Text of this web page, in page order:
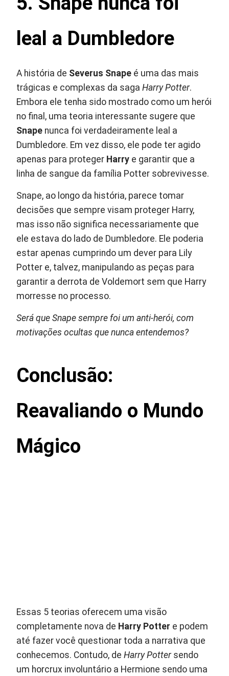
leal a Dumbledore
A história de Severus Snape é uma das mais
trágicas e complexas da sagaHarry Potter.
Embora ele tenha sido mostrado como um herói
no final, uma teoria interessante sugere que
Snape nunca foi verdadeiramente leal a
Dumbledore. Em vez disso, ele pode ter agido
apenas para proteger Harry e garantir que a
linha de sangue da família Potter sobrevivesse.
Snape, ao longo da história, parece tomar
decisões que sempre visam proteger Harry,
mas isso não significa necessariamente que
ele estava do lado de Dumbledore. Ele poderia
estar apenas cumprindo um dever para Lily
Potter e, talvez, manipulando as peças para
garantir a derrota de Voldemort sem que Harry
morresse no processo.
Será que Snape sempre foi um anti-herói, com
motivações ocultas que nunca entendemos?
Conclusão:
Reavaliando o Mundo
Mágico
Essas 5 teorias oferecem uma visão
completamente nova de Harry Potter e podem
até fazer você questionar toda a narrativa que
conhecemos. Contudo, deHarry Pottersendo
um horcrux involuntário a Hermione sendo uma